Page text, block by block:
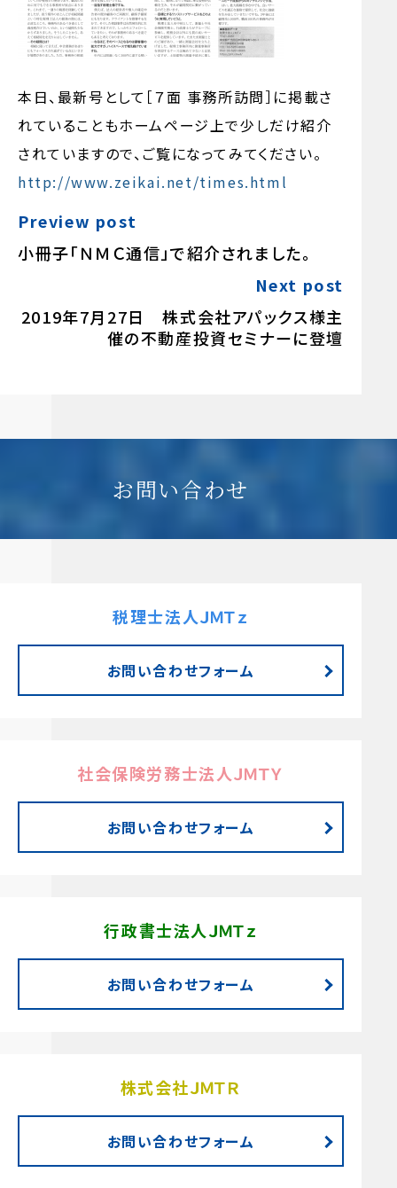
本日、最新号として［７面 事務所訪問］に掲載さ
れていることもホームページ上で少しだけ紹介
されていますので、ご覧になってみてください。
http://www.zeikai.net/times.html
Preview post
小冊子「ＮＭＣ通信」で紹介されました。
Next post
2019年7月27日 株式会社アパックス様主
催の不動産投資セミナーに登壇
お問い合わせ
税理士法人ＪＭＴｚ
お問い合わせフォーム
社会保険労務士法人ＪＭＴＹ
お問い合わせフォーム
行政書士法人ＪＭＴｚ
お問い合わせフォーム
株式会社ＪＭＴＲ
お問い合わせフォーム